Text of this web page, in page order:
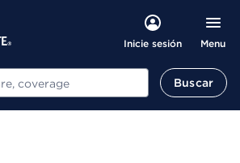
Inicie sesión Menu
Buscar